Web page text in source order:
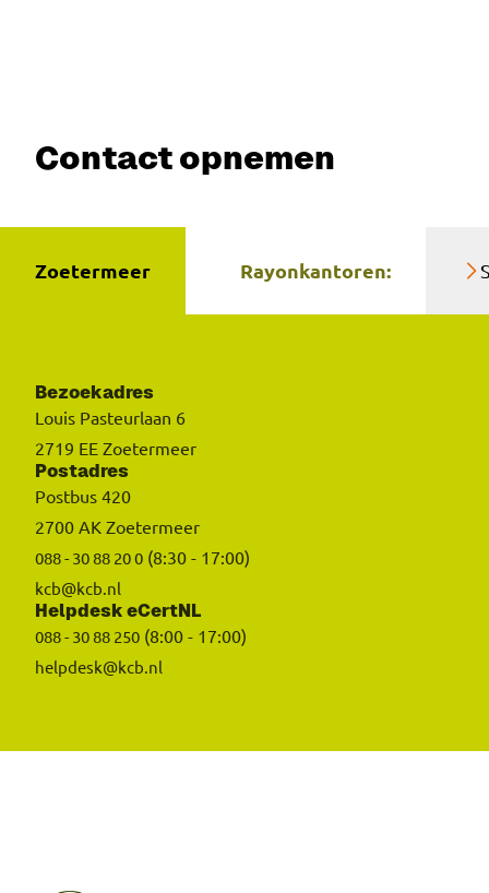
Contact opnemen
Zoetermeer Rayonkantoren:
Bezoekadres
Louis Pasteurlaan 6
2719 EE Zoetermeer
Postadres
Postbus 420
2700 AK Zoetermeer
088 - 30 88 20 0 (8:30 - 17:00)
kcb@kcb.nl
Helpdesk eCertNL
088 - 30 88 250 (8:00 - 17:00)
helpdesk@kcb.nl